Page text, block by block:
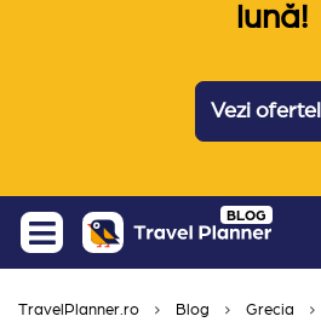
lună!
Vezi
Skip
content
BLOG
TravelPlanner.ro Blog Grecia